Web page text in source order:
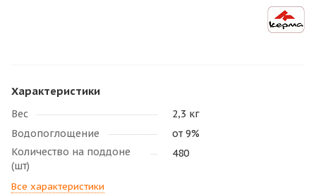
Характеристики
Вес
2,3 кг
Водопоглощение
от 9%
Количество на поддоне
(шт)
480
Все характеристики